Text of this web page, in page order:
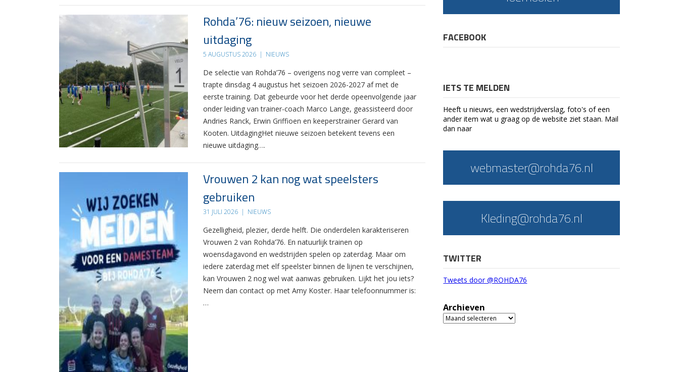
Rohda’76: nieuw seizoen, nieuwe
uitdaging
5 AUGUSTUS 2026 | NIEUWS
De selectie van Rohda’76 – overigens nog verre van compleet –
trapte dinsdag 4 augustus het seizoen 2026-2027 af met de
eerste training. Dat gebeurde voor het derde opeenvolgende jaar
onder leiding van trainer-coach Marco Lange, geassisteerd door
Andries Ranck, Erwin Griffioen en keeperstrainer Gerard van
Kooten. UitdagingHet nieuwe seizoen betekent tevens een
nieuwe uitdaging….
Vrouwen 2 kan nog wat speelsters
gebruiken
31 JULI 2026 | NIEUWS
Gezelligheid, plezier, derde helft. Die onderdelen karakteriseren
Vrouwen 2 van Rohda’76. En natuurlijk trainen op
woensdagavond en wedstrijden spelen op zaterdag. Maar om
iedere zaterdag met elf speelster binnen de lijnen te verschijnen,
kan Vrouwen 2 nog wel wat aanwas gebruiken. Lijkt het jou iets?
Neem dan contact op met Amy Koster. Haar telefoonnummer is:
…
FACEBOOK
IETS TE MELDEN
Heeft u nieuws, een wedstrijdverslag, foto's of een
ander item wat u graag op de website ziet staan. Mail
dan naar
webmaster@rohda76.nl
Kleding@rohda76.nl
TWITTER
Tweets door @ROHDA76
Archieven
Archieven